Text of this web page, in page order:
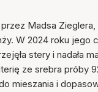
Madsa
W 2024 roku jego
stery i nadała
ze srebra próby
mieszania i